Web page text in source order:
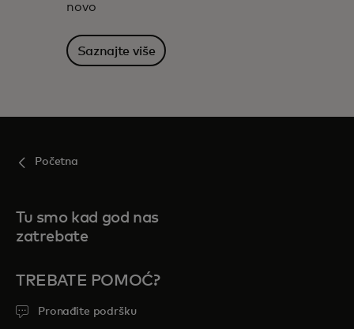
novo
Saznajte više
Početna
Tu smo kad god nas
zatrebate
TREBATE POMOĆ?
Pronađite podršku